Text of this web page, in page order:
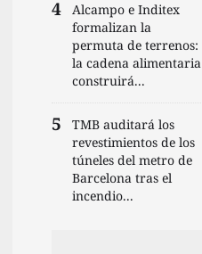
Alcampo e Inditex
formalizan la
permuta de terrenos:
la cadena alimentaria
construirá...
TMB auditará los
revestimientos de los
túneles del metro de
Barcelona tras el
incendio...